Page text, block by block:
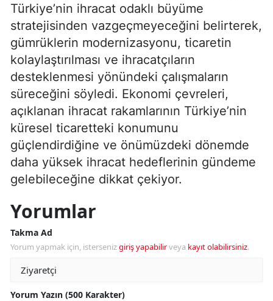
Türkiye’nin ihracat odaklı büyüme
stratejisinden vazgeçmeyeceğini belirterek,
gümrüklerin modernizasyonu, ticaretin
kolaylaştırılması ve ihracatçıların
desteklenmesi yönündeki çalışmaların
süreceğini söyledi. Ekonomi çevreleri,
açıklanan ihracat rakamlarının Türkiye’nin
küresel ticaretteki konumunu
güçlendirdiğine ve önümüzdeki dönemde
daha yüksek ihracat hedeflerinin gündeme
gelebileceğine dikkat çekiyor.
Yorumlar
Takma Ad
Yorum yapmak için, istersenizgiriş yapabilirveya kayıt olabilirsiniz.
Yorum Yazın (500 Karakter)